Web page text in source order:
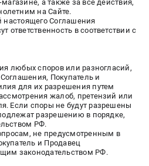
а также за все действия,
на Сайте.
настоящего Соглашения
ответственность в соответствии с
любых споров или разногласий,
Покупатель и
для их разрешения путем
жалоб, претензий или
Если споры не будут разрешены
разрешению в порядке,
РФ.
не предусмотренным в
и Продавец
законодательством РФ.